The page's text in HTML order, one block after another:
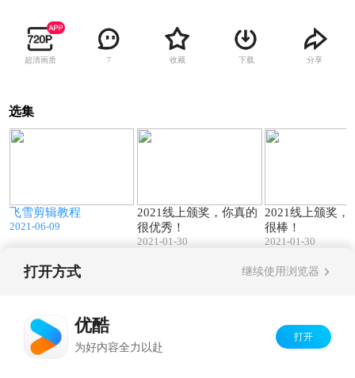
超清画质 7 收藏 下载 分享
选集
飞雪剪辑教程
2021-06-09
2021线上颁奖，你真的
很优秀！
2021-01-30
2021线上颁奖，
很棒！
2021-01-30
打开方式 继续使用浏览器
优酷
为好内容全力以赴
打开